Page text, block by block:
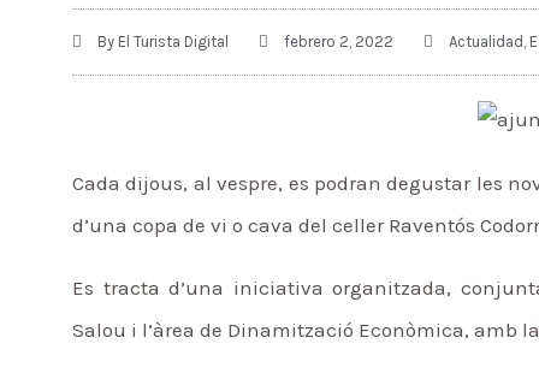
By El Turista Digital febrero 2, 2022 Actualidad
Cada dijous, al vespre, es podran degustar les
d’una copa de vi o cava del celler Raventós
Es tracta d’una iniciativa organitzada,
Salou i l’àrea de Dinamització Econòmica, amb